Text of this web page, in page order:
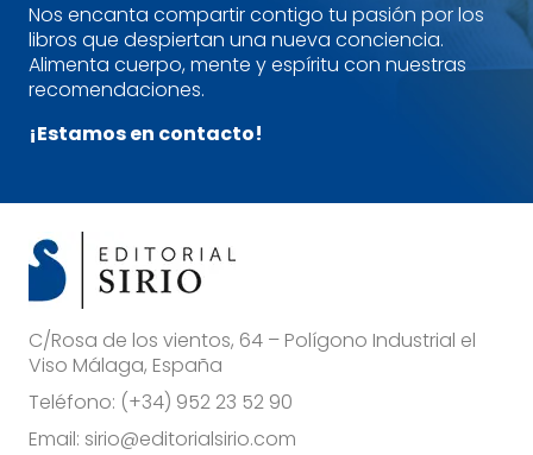
Nos encanta compartir contigo tu pasión por los
libros que despiertan una nueva conciencia.
Alimenta cuerpo, mente y espíritu con nuestras
recomendaciones.
¡Estamos en contacto!
C/Rosa de los vientos, 64 – Polígono Industrial el
Viso Málaga, España
Teléfono: (+34) 952 23 52 90
Email: sirio@editorialsirio.com